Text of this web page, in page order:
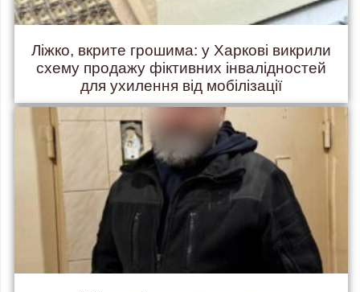
Ліжко, вкрите грошима: у Харкові викрили
схему продажу фіктивних інвалідностей
для ухилення від мобілізації